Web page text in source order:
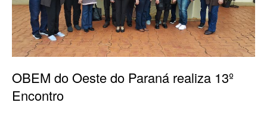
OBEM do Oeste do Paraná realiza 13º
Encontro